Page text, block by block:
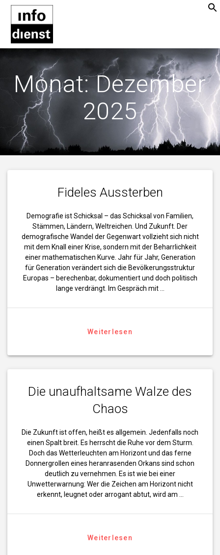
Monat:Dezember
2025
Fideles Aussterben
Demografie ist Schicksal – das Schicksal von Familien,
Stämmen, Ländern, Weltreichen. Und Zukunft. Der
demografische Wandel der Gegenwart vollzieht sich nicht
mit dem Knall einer Krise, sondern mit der Beharrlichkeit
einer mathematischen Kurve. Jahr für Jahr, Generation
für Generation verändert sich die Bevölkerungsstruktur
Europas – berechenbar, dokumentiert und doch politisch
lange verdrängt. Im Gespräch mit …
Weiterlesen
Die unaufhaltsame Walze des
Chaos
Die Zukunft ist offen, heißt es allgemein. Jedenfalls noch
einen Spalt breit. Es herrscht die Ruhe vor dem Sturm.
Doch das Wetterleuchten am Horizont und das ferne
Donnergrollen eines heranrasenden Orkans sind schon
deutlich zu vernehmen. Es ist wie bei einer
Unwetterwarnung: Wer die Zeichen am Horizont nicht
erkennt, leugnet oder arrogant abtut, wird am …
Weiterlesen